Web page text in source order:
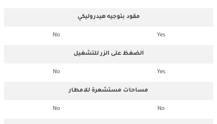
مقود بتوجيه هيدروليكي
Yes
No
الضغظ على الزر للتشغيل
Yes
No
مساحات مستشعرة للامطار
No
No